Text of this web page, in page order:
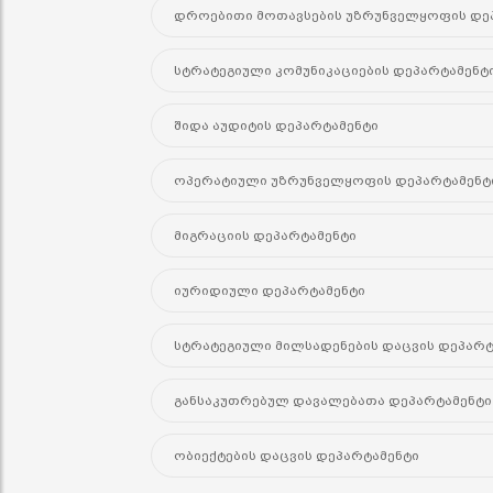
დროებითი მოთავსების უზრუნველყოფის
სტრატეგიული კომუნიკაციების
შიდა აუდიტის დეპარტამენტი
ოპერატიული უზრუნველყოფის
მიგრაციის დეპარტამენტი
იურიდიული დეპარტამენტი
სტრატეგიული მილსადენების დაცვის
განსაკუთრებულ დავალებათა დეპარტამენტი
ობიექტების დაცვის დეპარტამენტი